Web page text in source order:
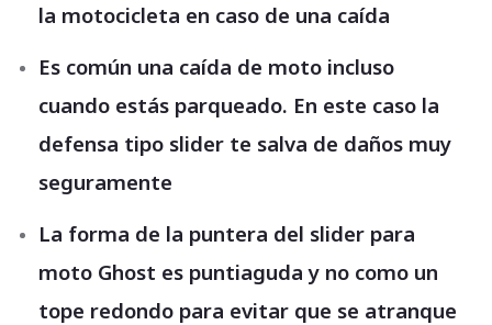
la motocicleta en caso de una caída
Es común una caída de moto incluso
cuando estás parqueado. En este caso la
defensa tipo slider te salva de daños muy
seguramente
La forma de la puntera del slider para
moto Ghost es puntiaguda y no como un
tope redondo para evitar que se atranque